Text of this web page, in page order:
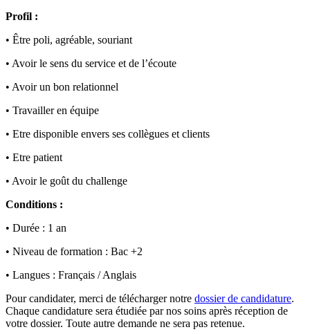
Profil :
• Être poli, agréable, souriant
• Avoir le sens du service et de l’écoute
• Avoir un bon relationnel
• Travailler en équipe
• Etre disponible envers ses collègues et clients
• Etre patient
• Avoir le goût du challenge
Conditions :
• Durée : 1 an
• Niveau de formation : Bac +2
• Langues : Français / Anglais
Pour candidater, merci de télécharger notre dossier de candidature.
Chaque candidature sera étudiée par nos soins après réception de
votre dossier. Toute autre demande ne sera pas retenue.